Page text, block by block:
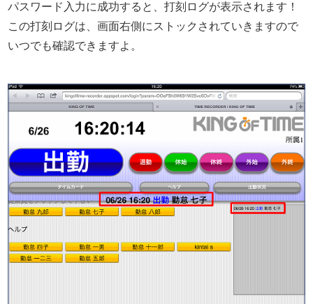
パスワード入力に成功すると、打刻ログが表示されます！
この打刻ログは、画面右側にストックされていきますので
いつでも確認できますよ。